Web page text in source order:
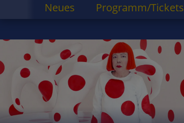
Neues Programm/Tickets